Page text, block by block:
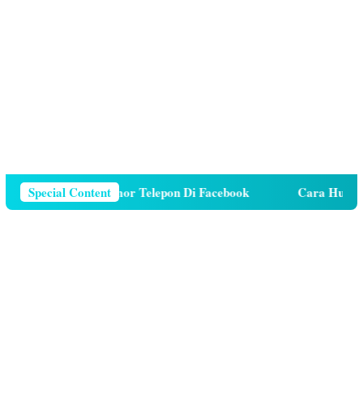
Special Content
Menghapus Nomor Telepon Di Facebook Cara